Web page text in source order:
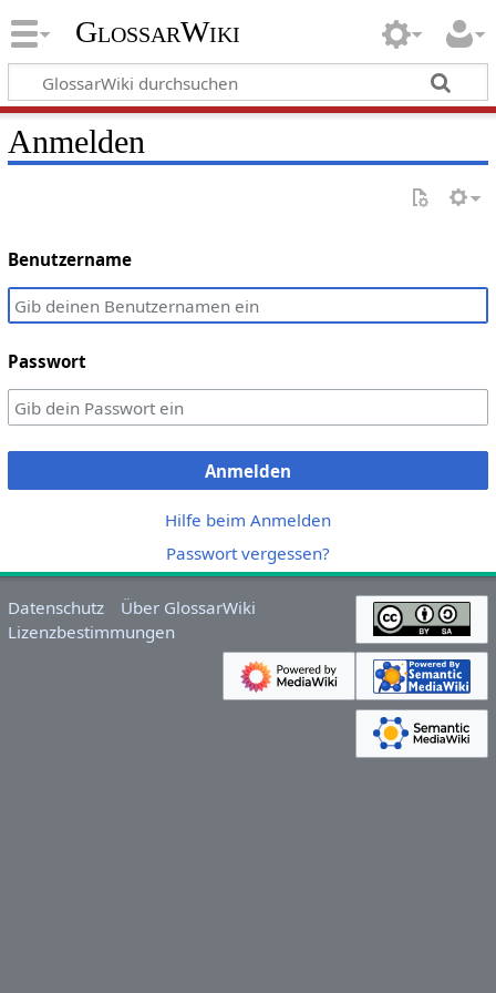
GlossarWiki
Anmelden
Benutzername
Passwort
Anmelden
Hilfe beim Anmelden
Passwort vergessen?
Datenschutz
Über GlossarWiki
Lizenzbestimmungen